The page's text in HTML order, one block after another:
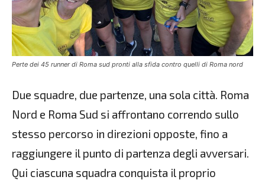
Perte dei 45 runner di Roma sud pronti alla sfida contro quelli di Roma nord
Due squadre, due partenze, una sola città. Roma
Nord e Roma Sud si affrontano correndo sullo
stesso percorso in direzioni opposte, fino a
raggiungere il punto di partenza degli avversari.
Qui ciascuna squadra conquista il proprio